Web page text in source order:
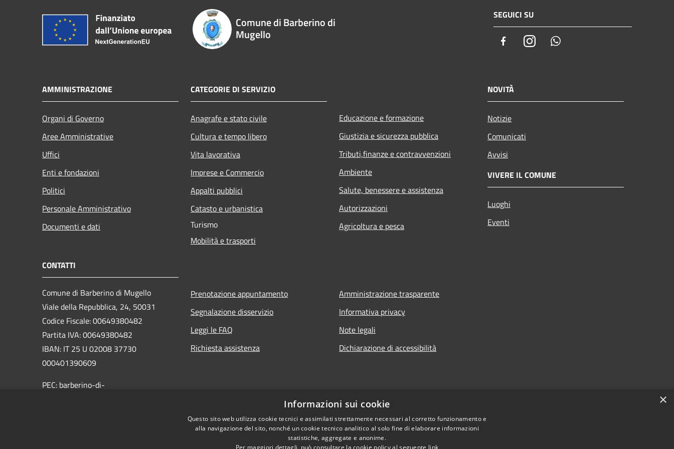
Comune di Barberino di
Mugello
SEGUICI SU
FacebookInstagram
AMMINISTRAZIONE
Organi di Governo
Aree Amministrative
Uffici
Enti e fondazioni
Politici
Personale Amministrativo
Documenti e dati
CATEGORIE DI SERVIZIO
Anagrafe e stato civile
Cultura e tempo libero
Vita lavorativa
Imprese e Commercio
Appalti pubblici
Catasto e urbanistica
Turismo
Mobilità e trasporti
Educazione e formazione
Giustizia e sicurezza pubblica
Tributi,finanze e contravvenzioni
Ambiente
Salute, benessere e assistenza
Autorizzazioni
Agricoltura e pesca
NOVITÀ
Notizie
Comunicati
Avvisi
VIVERE IL COMUNE
Luoghi
Eventi
CONTATTI
Comune di Barberino di Mugello
Viale della Repubblica, 24, 50031
Codice Fiscale: 00649380482
Partita IVA: 00649380482
IBAN: IT 25 U 02008 37730
000401390609
PEC: barberino-di-
Prenotazione appuntamento
Segnalazione disservizio
Leggi le FAQ
Richiesta assistenza
Amministrazione trasparente
Informativa privacy
Note legali
Dichiarazione di accessibilità
×
Informazioni sui cookie
Questo sito web utilizza cookie tecnici e assimilati strettamente necessari al corretto funzionamento e
alla navigazione del sito, nonché un cookie tecnico analitico al solo fine di elaborare informazioni
statistiche, aggregate e anonime.
Per maggiori dettagli, può consultare la cookie policy al seguente link